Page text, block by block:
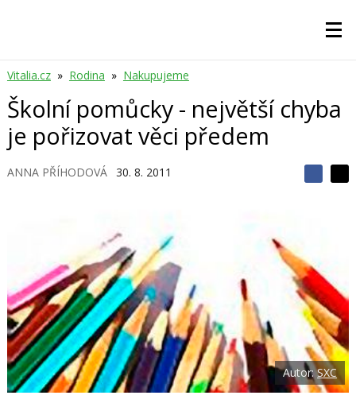
Vitalia.cz » Rodina » Nakupujeme
Školní pomůcky - největší chyba
je pořizovat věci předem
ANNA PŘÍHODOVÁ 30. 8. 2011
S
e
t
S
e
a
F
a
c
e
b
o
o
k
a
s
í
t
i
X
Autor:SXC